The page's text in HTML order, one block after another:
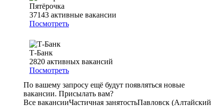
Пятёрочка
37143 активные вакансии
Посмотреть
Т-Банк
2820 активных вакансий
Посмотреть
По вашему запросу ещё будут появляться новые
вакансии. Присылать вам?
Все вакансииЧастичная занятостьПавловск (Алтайский